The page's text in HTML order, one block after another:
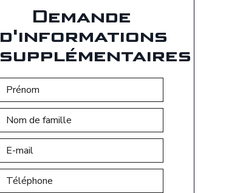
Demande
d'informations
supplémentaires